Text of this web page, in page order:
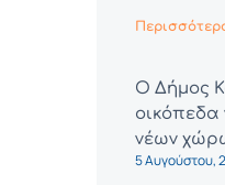
Ο Δήμος
οικόπεδα
νέων
5 Αυγούστου,